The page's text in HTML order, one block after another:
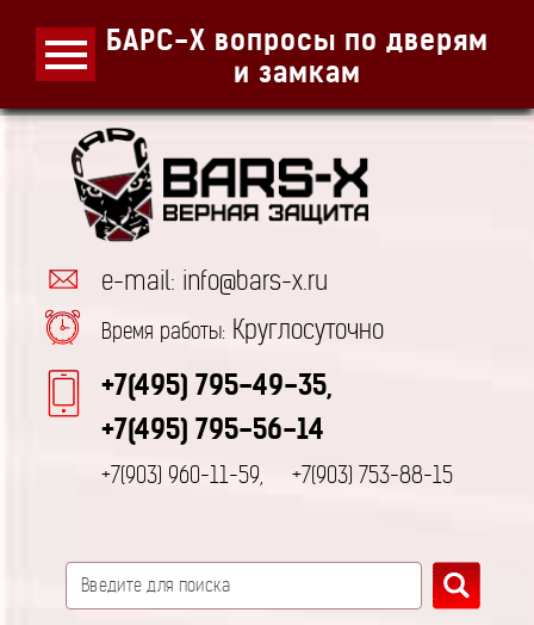
БАРС-Х вопросы по дверям
и замкам
e-mail: info@bars-x.ru
Время работы: Круглосуточно
+7(495) 795-49-35,
+7(495) 795-56-14
+7(903) 960-11-59, +7(903) 753-88-15